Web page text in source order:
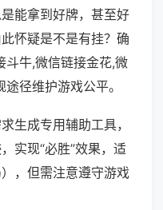
能拿到好牌，甚至好
怀疑是不是有挂？确
斗牛,微信链接金花,微
径维护游戏公平。
生成专用辅助工具，
实现“必胜”效果，适
，但需注意遵守游戏